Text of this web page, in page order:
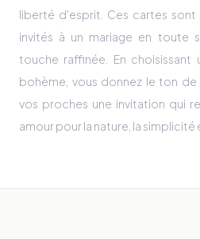
liberté d'esprit. Ces cartes
invités à un mariage en toute
touche raffinée. En
bohème, vous donnez le ton
vos proches une invitation qui
amour pour la nature, la simplicité